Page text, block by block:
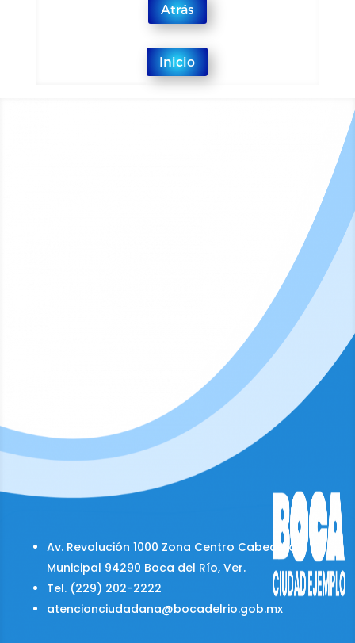
Atrás
Inicio
Av. Revolución 1000 Zona Centro Cabecera
Municipal 94290 Boca del Río, Ver.
Tel. (229) 202-2222
atencionciudadana@bocadelrio.gob.mx